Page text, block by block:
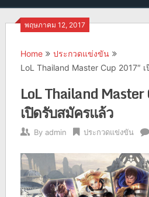
พฤษภาคม 12, 2017
Home
ประกวดแข่งขัน
LoL Thailand Master Cup 2017″
LoL Thailand
เปิดรับสมัครแล้ว
By admin ประกวดแข่งขัน